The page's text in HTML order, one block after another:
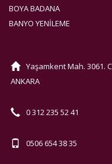
BOYA BADANA
BANYO YENILEME
Yaşamkent Mah. 3061.
ANKARA
0 312 235 52 41
0506 654 38 35